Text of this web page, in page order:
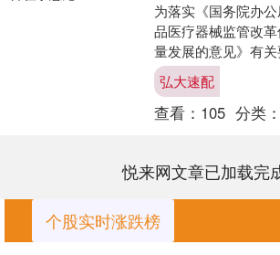
为落实《国务院办
品医疗器械监管改
量发展的意见》有
研发，国家药监局在
床试验审评审批试点
弘大速配
查看： 105 分类
悦来网文章已加载完
个股实时涨跌榜